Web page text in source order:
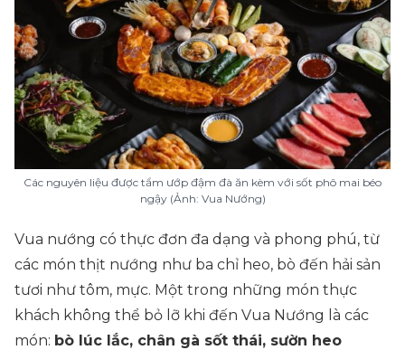
Các nguyên liệu được tẩm ướp đậm đà ăn kèm với sốt phô mai béo
ngậy (Ảnh: Vua Nướng)
Vua nướng có thực đơn đa dạng và phong phú, từ
các món thịt nướng như ba chỉ heo, bò đến hải sản
tươi như tôm, mực. Một trong những món thực
khách không thể bỏ lỡ khi đến Vua Nướng là các
món: bò lúc lắc, chân gà sốt thái, sườn heo